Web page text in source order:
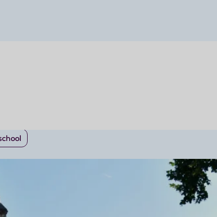
wereld — vol cultuur, charme én kansen.